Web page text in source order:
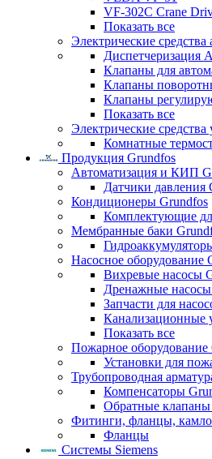
VF-302C Crane
Показать все
Электрические
Клапаны для
Клапаны
Клапаны
Показать все
Электрические
Комнатные
Продукция Grundfos
Автоматизация и КИП
Датчики давления
Кондиционеры Grundfos
Комплектующие
Мембранные баки
Насосное оборудование
Вихревые насосы
Дренажные
Запчасти для
Канализационные
Показать все
Пожарное оборудование
Установки для
Трубопроводная
Компенсаторы
Обратные клапаны
Фитинги, фланцы,
Фланцы
Системы Siemens